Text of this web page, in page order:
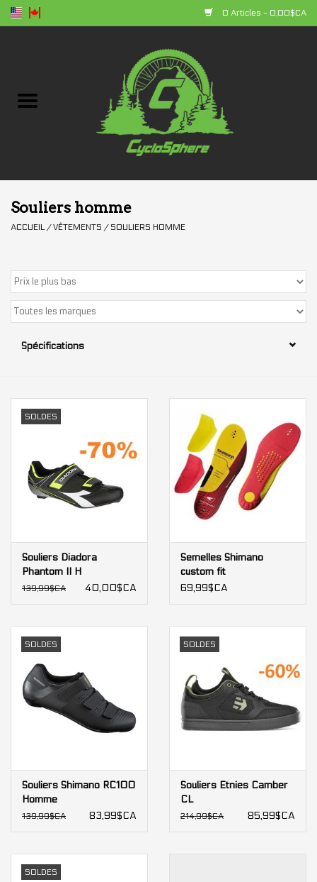
0 Articles - 0,00$CA
Vélos
Vêtements
Soldes
Nos services
Marques
Souliers homme
ACCUEIL /VÊTEMENTS /SOULIERS HOMME
Spécifications
SOLDES
Souliers Diadora
Phantom II H
139,99$CA 40,00$CA
Semelles Shimano
custom fit
69,99$CA
SOLDES
Souliers Shimano RC100
Homme
139,99$CA 83,99$CA
SOLDES
Souliers Etnies Camber
CL
214,99$CA 85,99$CA
SOLDES